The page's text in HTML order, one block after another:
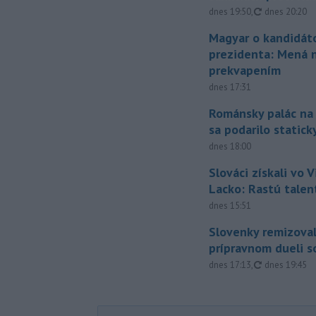
dnes 19:50, aktualizované
dnes 20:20
Magyar o
prezidenta: Mená
prekvapením
dnes 17:31
Románsky palác
sa podarilo
dnes 18:00
Slováci získali vo
Lacko: Rastú
dnes 15:51
Slovenky
prípravnom dueli
dnes 17:13, aktualizované
dnes 19:45